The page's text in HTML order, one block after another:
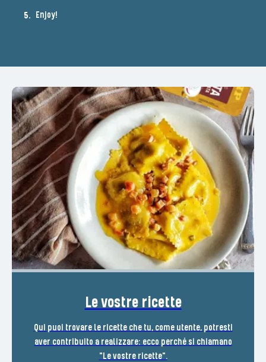
Enjoy!
Le vostre ricette
Qui puoi trovare le ricette che tu, come utente, potresti
aver contribuito a realizzare: ecco perché si chiamano
"Le vostre ricette".